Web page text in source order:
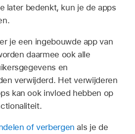
later bedenkt, kun je de apps
je een ingebouwde app van
daarmee ook alle
en
verwijderd. Het verwijderen
kan ook invloed hebben op
of verbergen als je de